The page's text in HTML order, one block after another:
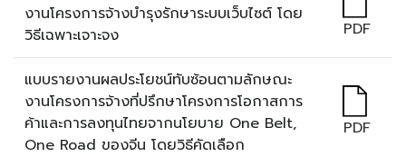
งานโครงการจ้างบำรุงรักษาระบบเว็บไซต์ โดย
วิธีเฉพาะเจาะจง
PDF
แบบรายงานผลประโยชน์ทับซ้อนตามลักษณะ
งานโครงการจ้างที่ปรึกษาโครงการโอกาสการ
ค้าและการลงทุนไทยจากนโยบาย One Belt,
One Road ของจีน โดยวิธีคัดเลือก
PDF